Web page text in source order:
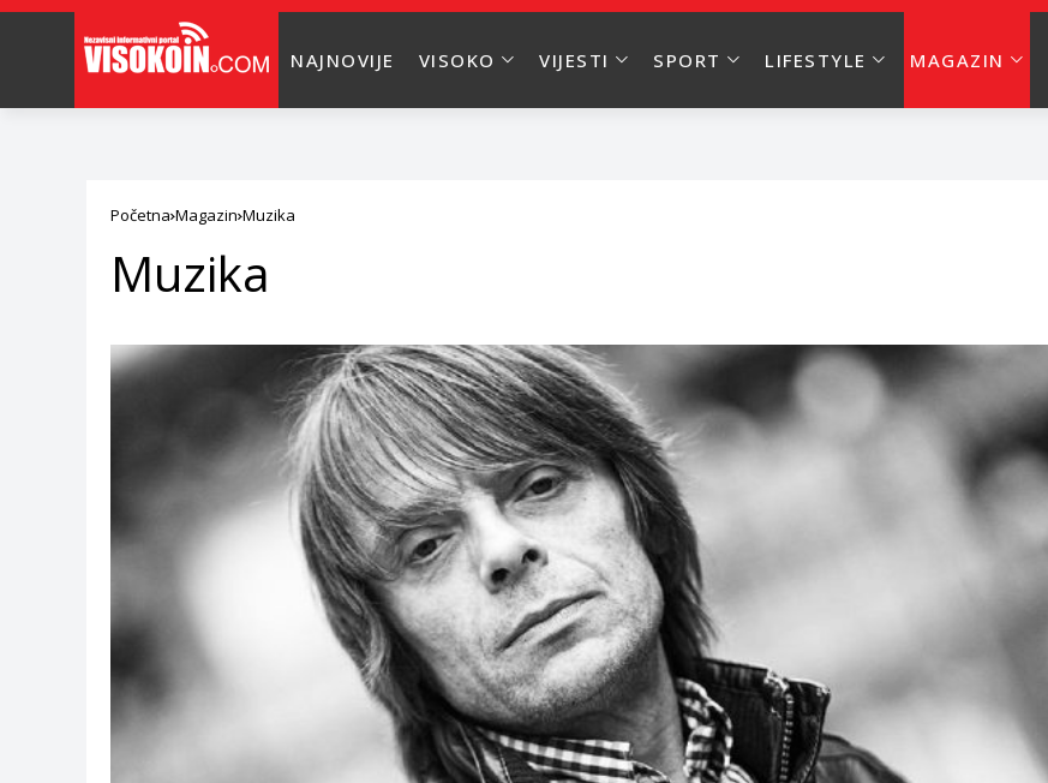
NAJNOVIJE VISOKO VIJESTI SPORT LIFESTYLE MAGAZIN
Početna Magazin Muzika
Muzika